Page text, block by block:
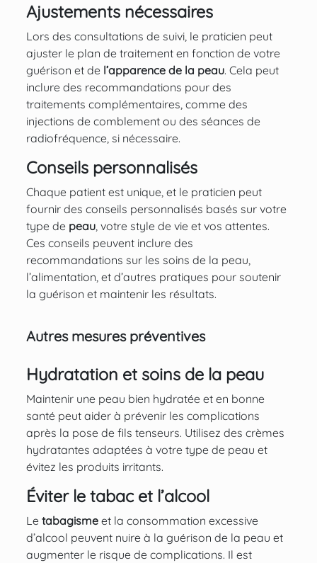
Ajustements nécessaires
Lors des consultations de suivi, le praticien peut
ajuster le plan de traitement en fonction de votre
guérison et de l’apparence de la peau. Cela peut
inclure des recommandations pour des
traitements complémentaires, comme des
injections de comblement ou des séances de
radiofréquence, si nécessaire.
Conseils personnalisés
Chaque patient est unique, et le praticien peut
fournir des conseils personnalisés basés sur votre
type de peau, votre style de vie et vos attentes.
Ces conseils peuvent inclure des
recommandations sur les soins de la peau,
l’alimentation, et d’autres pratiques pour soutenir
la guérison et maintenir les résultats.
Autres mesures préventives
Hydratation et soins de la peau
Maintenir une peau bien hydratée et en bonne
santé peut aider à prévenir les complications
après la pose de fils tenseurs. Utilisez des crèmes
hydratantes adaptées à votre type de peau et
évitez les produits irritants.
Éviter le tabac et l’alcool
Le tabagismeet la consommation excessive
d’alcool peuvent nuire à la guérison de la peau et
augmenter le risque de complications. Il est